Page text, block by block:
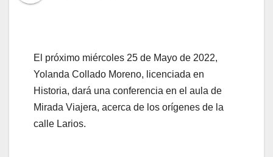
El próximo miércoles 25 de Mayo de 2022,
Yolanda Collado Moreno, licenciada en
Historia, dará una conferencia en el aula de
Mirada Viajera, acerca de los orígenes de la
calle Larios.